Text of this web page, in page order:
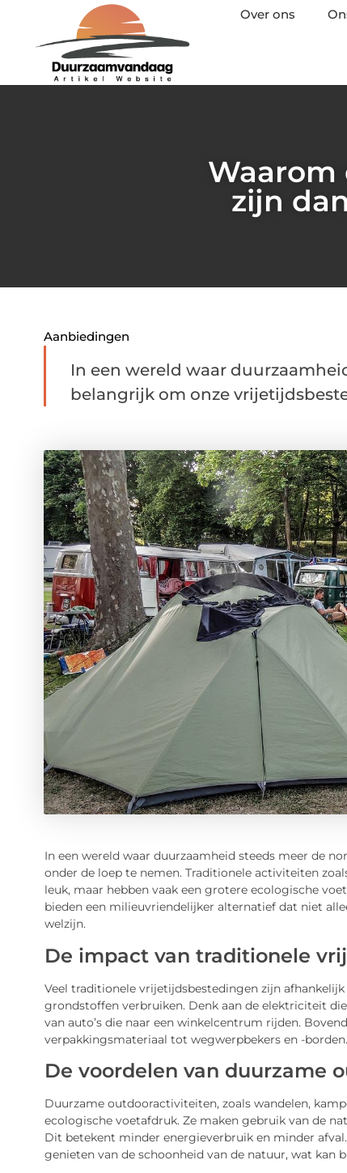
Over ons
zijn
Aanbiedingen
In een wereld waar
belangrijk om onze
In een wereld waar duurzaamheid steeds meer de
onder de loep te nemen. Traditionele activiteiten
leuk, maar hebben vaak een grotere ecologische
bieden een milieuvriendelijker alternatief dat niet
welzijn.
De impact van traditionele
Veel traditionele vrijetijdsbestedingen zijn
grondstoffen verbruiken. Denk aan de elektriciteit
van auto’s die naar een winkelcentrum rijden.
verpakkingsmateriaal tot wegwerpbekers en -borden.
De voordelen van duurzame
Duurzame outdooractiviteiten, zoals wandelen,
ecologische voetafdruk. Ze maken gebruik van de
Dit betekent minder energieverbruik en minder
genieten van de schoonheid van de natuur, wat kan